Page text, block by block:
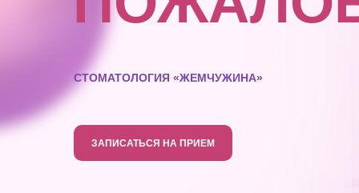
СТОМАТОЛОГИЯ «ЖЕМЧУЖИНА»
ЗАПИСАТЬСЯ НА ПРИЕМ